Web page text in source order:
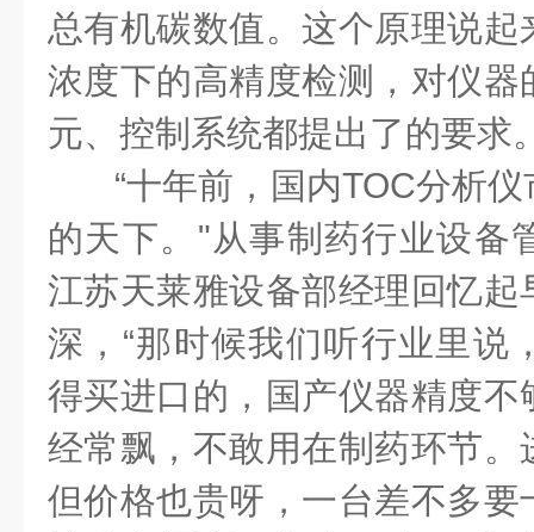
总有机碳数值。这个原理说
浓度下的高精度检测，对仪
元、控制系统都提出了的要求
“十年前，国内TOC分析
的天下。"从事制药行业设备
江苏天莱雅设备部经理回忆
深，“那时候我们听行业里说
得买进口的，国产仪器精度
经常飘，不敢用在制药环节
但价格也贵呀，一台差不多